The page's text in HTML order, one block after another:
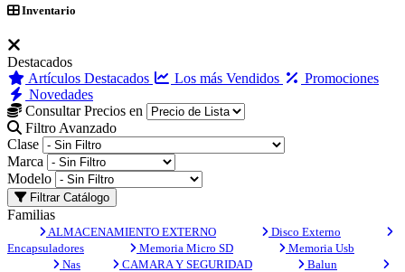
Inventario
Destacados
Artículos Destacados
Los más Vendidos
Promociones
Novedades
Consultar Precios en
Filtro Avanzado
Clase
Marca
Modelo
Filtrar Catálogo
Familias
ALMACENAMIENTO EXTERNO
Disco Externo
Encapsuladores
Memoria Micro SD
Memoria Usb
Nas
CAMARA Y SEGURIDAD
Balun